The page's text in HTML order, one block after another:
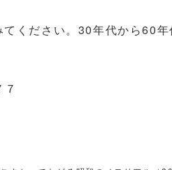
ください。30年代から60